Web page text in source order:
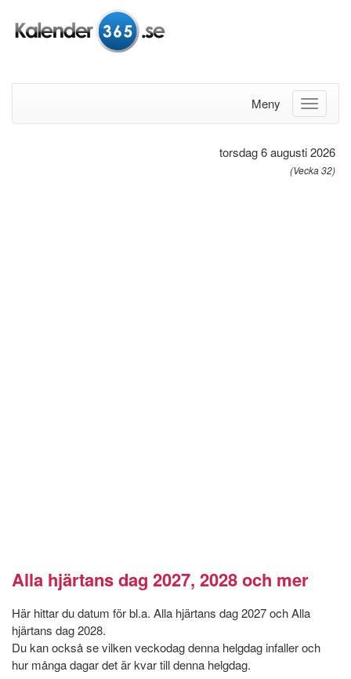
Meny
torsdag 6 augusti 2026
(Vecka 32)
Alla hjärtans dag 2027, 2028 och mer
Här hittar du datum för bl.a. Alla hjärtans dag 2027 och Alla
hjärtans dag 2028.
Du kan också se vilken veckodag denna helgdag infaller och
hur många dagar det är kvar till denna helgdag.